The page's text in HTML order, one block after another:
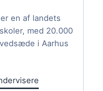
en af landets
med 20.000
i Aarhus